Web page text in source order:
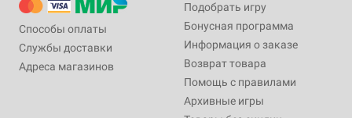
Способы оплаты
Службы доставки
Адреса магазинов
Подобрать игру
Бонусная программа
Информация о заказе
Возврат товара
Помощь с правилами
Архивные игры